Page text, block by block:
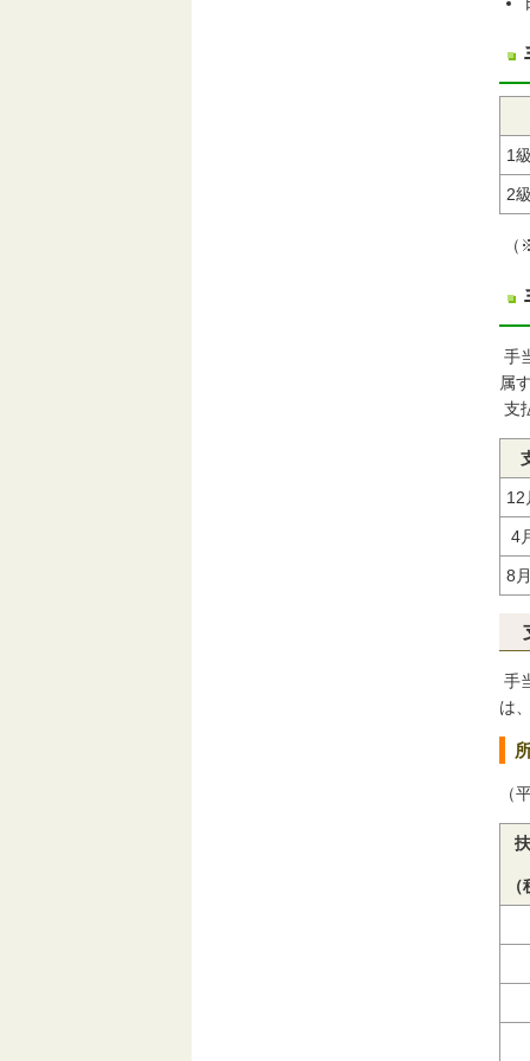
1
2
（
手
属
支
12
4
8
手
は
（